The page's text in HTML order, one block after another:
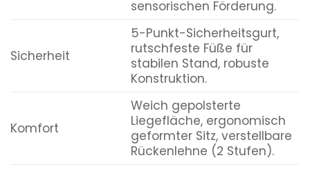
sensorischen Förderung.
Sicherheit
5-Punkt-Sicherheitsgurt,
rutschfeste Füße für
stabilen Stand, robuste
Konstruktion.
Komfort
Weich gepolsterte
Liegefläche, ergonomisch
geformter Sitz, verstellbare
Rückenlehne (2 Stufen).